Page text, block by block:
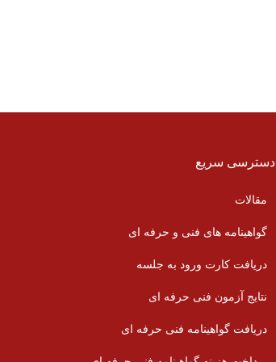
دسترسی سریع
مقالات
گواهینامه های فنی و حرفه ای
دریافت کارت ورود به جلسه
نتایج آزمون فنی حرفه ای
دریافت گواهینامه فنی حرفه ای